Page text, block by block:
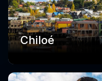
Chiloé